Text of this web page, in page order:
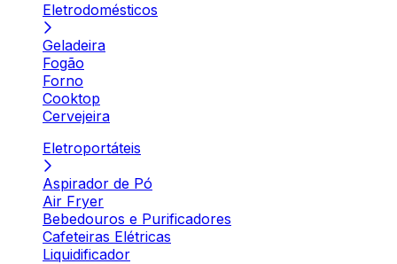
Eletrodomésticos
Geladeira
Fogão
Forno
Cooktop
Cervejeira
Eletroportáteis
Aspirador de Pó
Air Fryer
Bebedouros e Purificadores
Cafeteiras Elétricas
Liquidificador